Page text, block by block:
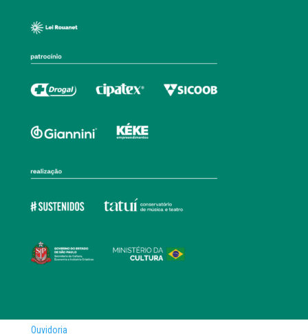
Ouvidoria